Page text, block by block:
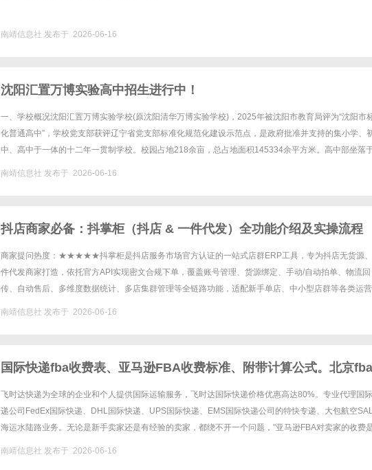
南靖信息社 发布于 2026-06-16
沈阳汇置万博实验高中招生进行中！
一、学校概况沈阳汇置万博实验学校(原沈阳清华万博实验学校)，2025年被沈阳市教育局评为“沈阳市
化普通高中”，学校党支部获评辽宁省党支部标准化规范化建设示范点，是政府批准并支持的集小学、
中、高中于一体的十二年一贯制学校。校园占地218余亩，总占地面积145334余平方米。高中部坐落
南靖信息社 发布于 2026-06-16
抖店商家必备：抖掌柜（抖店 & 一件代发）全功能介绍及实操流程
商家提问热度：★★★★★抖掌柜是抖店服务市场官方认证的一站式店群ERP工具，专为抖店无货源
件代发商家打造，依托官方API实现密文合规下单，覆盖账号管理、货源绑定、手动/自动拍单、物流回
传、自动售后、多维度数据统计、多店集群管理等全链路功能，适配新手单店、中小型店群等各类运
南靖信息社 发布于 2026-06-16
国际快递fba收费表、亚马逊FBA收费标准、附带计算公式。北京
流收费标准，fba头程海运专线，双清包税
飞时达快递为全球的企业和个人提供国际运输服务，飞时达国际快递价格优惠高达80%。专业代理国
递公司FedEx国际快递、DHL国际快递、UPS国际快递、EMS国际快递公司的特快专递、大包航空SAL
海运水陆路业务。无论是新手卖家还是有经验的卖家，都绕不开一个问题，"亚马逊FBA对卖家的收费
南靖信息社 发布于 2026-06-16